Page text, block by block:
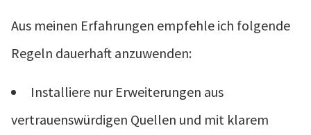
Aus meinen Erfahrungen empfehle ich folgende
Regeln dauerhaft anzuwenden:
Installiere nur Erweiterungen aus
vertrauenswürdigen Quellen und mit klarem